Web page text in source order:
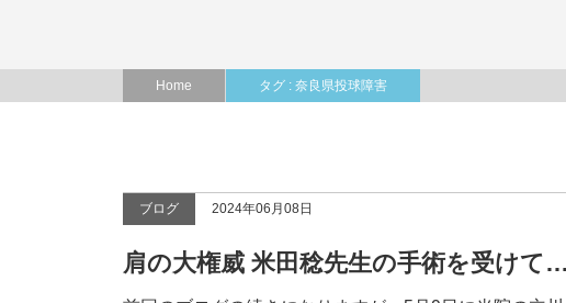
Home タグ : 奈良県投球障害
ブログ 2024年06月08日
肩の大権威 米田稔先生の手術を受けて…